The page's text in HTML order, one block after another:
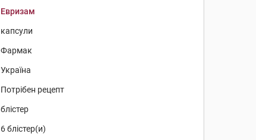
Евризам
капсули
Фармак
Україна
Потрібен рецепт
блістер
6 блістер(и)